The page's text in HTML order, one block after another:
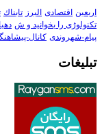
اربعین اقتصادی البرز تابناك
تکنولوڑی را بخوانید و ش
پیام-شهروندی کانال-
تبلیغات